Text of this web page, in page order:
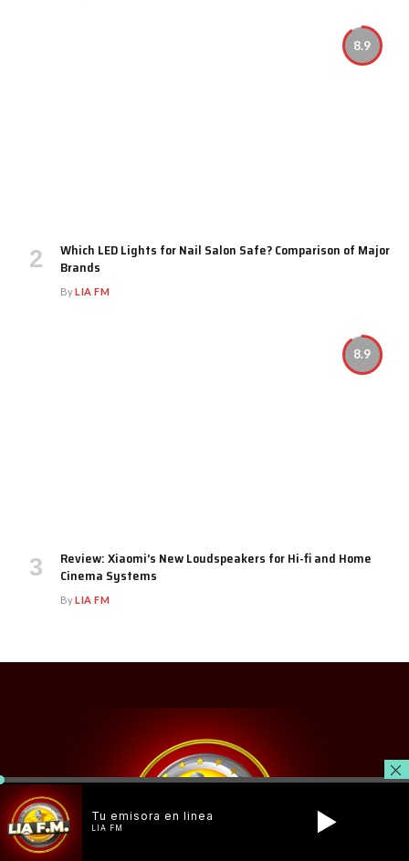
8.9
Which LED Lights for Nail Salon Safe? Comparison of Major
Brands
ByLIA FM
8.9
Review: Xiaomi’s New Loudspeakers for Hi-fi and Home
Cinema Systems
ByLIA FM
Tu emisora en linea
LIA FM